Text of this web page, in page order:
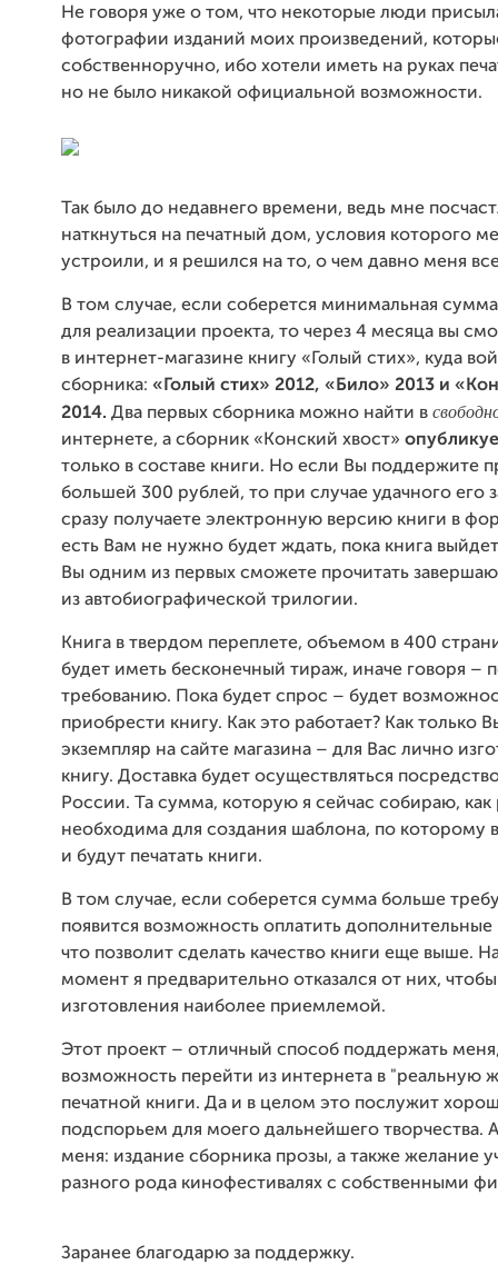
Не говоря уже о том, что некоторые люди
фотографии изданий моих произведений,
собственноручно, ибо хотели иметь на руках
но не было никакой официальной возможности.
Так было до недавнего времени, ведь мне
наткнуться на печатный дом, условия которого
устроили, и я решился на то, о чем давно меня
В том случае, если соберется минимальная
для реализации проекта, то через 4 месяца вы
в интернет-магазине книгу «Голый стих», куда
сборника: «Голый стих» 2012, «Било» 2013 и
2014. Два первых сборника можно найти в
интернете, а сборник «Конский хвост»
только в составе книги. Но если Вы поддержите
большей 300 рублей, то при случае удачного его
сразу получаете электронную версию книги в
есть Вам не нужно будет ждать, пока книга
Вы одним из первых сможете прочитать
из автобиографической трилогии.
Книга в твердом переплете, объемом в 400
будет иметь бесконечный тираж, иначе говоря –
требованию. Пока будет спрос – будет
приобрести книгу. Как это работает? Как только
экземпляр на сайте магазина – для Вас лично
книгу. Доставка будет осуществляться
России. Та сумма, которую я сейчас собираю, как
необходима для создания шаблона, по которому
и будут печатать книги.
В том случае, если соберется сумма больше
появится возможность оплатить дополнительные
что позволит сделать качество книги еще выше.
момент я предварительно отказался от них,
изготовления наиболее приемлемой.
Этот проект – отличный способ поддержать
возможность перейти из интернета в "реальную
печатной книги. Да и в целом это послужит
подспорьем для моего дальнейшего творчества.
меня: издание сборника прозы, а также желание
разного рода кинофестивалях с собственными
Заранее благодарю за поддержку.